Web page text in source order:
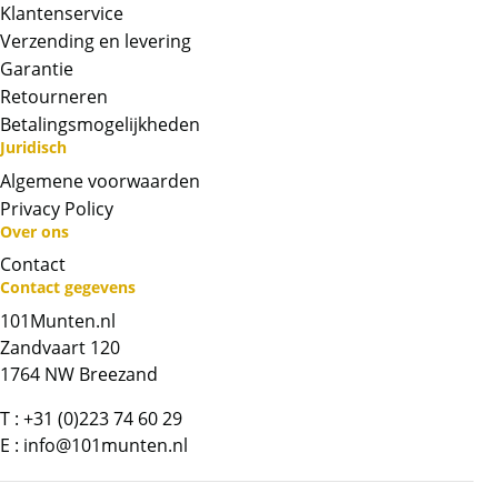
Chat met ons
Bel ons
Klantenservice
Verzending en levering
Garantie
Retourneren
Betalingsmogelijkheden
Juridisch
Algemene voorwaarden
Privacy Policy
Over ons
Contact
Contact gegevens
101Munten.nl
Zandvaart 120
1764 NW Breezand
T : +31 (0)223 74 60 29
E : info@101munten.nl